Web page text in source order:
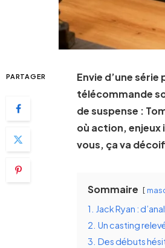
PARTAGER
Envie d’une
télécommande
de suspense :
où action,
vous, ça va
Sommaire
1.
Jack Ryan :
2. Un casting
3. Des débuts